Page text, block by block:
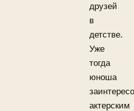
друзей
в
детстве.
Уже
тогда
юноша
актерским